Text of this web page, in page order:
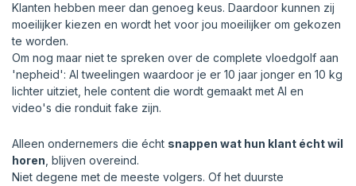
Klanten hebben meer dan genoeg keus. Daardoor kunnen zij
moeilijker kiezen en wordt het voor jou moeilijker om gekozen
te worden.
Om nog maar niet te spreken over de complete vloedgolf aan
'nepheid': AI tweelingen waardoor je er 10 jaar jonger en 10 kg
lichter uitziet, hele content die wordt gemaakt met AI en
video's die ronduit fake zijn.
Alleen ondernemers die écht snappen wat hun klant écht wil
horen , blijven overeind.
Niet degene met de meeste volgers. Of het duurste